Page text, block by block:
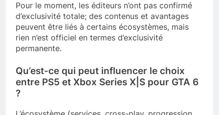
Pour le moment, les éditeurs n’ont pas confirmé
d’exclusivité totale; des contenus et avantages
peuvent être liés à certains écosystèmes, mais
rien n’est officiel en termes d’exclusivité
permanente.
Qu’est-ce qui peut influencer le choix
entre PS5 et Xbox Series X|S pour GTA 6
?